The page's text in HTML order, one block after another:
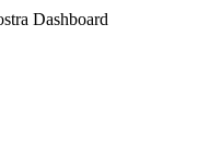
Dashboard